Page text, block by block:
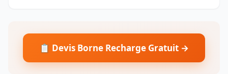
📋 Devis Borne Recharge Gratuit →